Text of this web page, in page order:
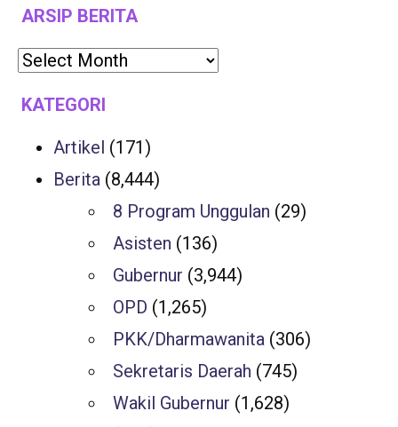
ARSIP BERITA
KATEGORI
Artikel (171)
Berita (8,444)
8 Program Unggulan (29)
Asisten (136)
Gubernur (3,944)
OPD (1,265)
PKK/Dharmawanita (306)
Sekretaris Daerah (745)
Wakil Gubernur (1,628)